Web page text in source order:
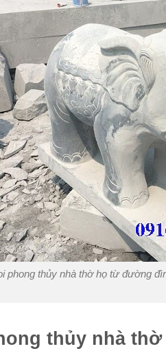
phong thủy nhà thờ họ từ đường
thủy nhà